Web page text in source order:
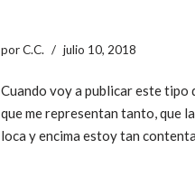
porC.C. julio 10, 2018
Cuando voy a publicar este tipo
que me representan tanto, que
loca y encima estoy tan